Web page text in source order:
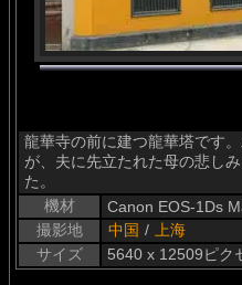
龍華寺の前に建つ龍華塔です
が、夫に先立たれた母の悲し
た。
機材
Canon EOS-1Ds
撮影地
中国 /
上海
サイズ
5640 x 12509ピク